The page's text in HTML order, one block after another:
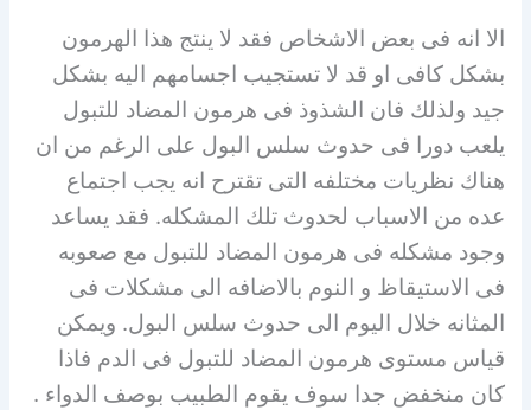
الا انه فى بعض الاشخاص فقد لا ينتج هذا الهرمون
بشكل كافى او قد لا تستجيب اجسامهم اليه بشكل
جيد ولذلك فان الشذوذ فى هرمون المضاد للتبول
يلعب دورا فى حدوث سلس البول على الرغم من ان
هناك نظريات مختلفه التى تقترح انه يجب اجتماع
عده من الاسباب لحدوث تلك المشكله. فقد يساعد
وجود مشكله فى هرمون المضاد للتبول مع صعوبه
فى الاستيقاظ و النوم بالاضافه الى مشكلات فى
المثانه خلال اليوم الى حدوث سلس البول. ويمكن
قياس مستوى هرمون المضاد للتبول فى الدم فاذا
كان منخفض جدا سوف يقوم الطبيب بوصف الدواء .